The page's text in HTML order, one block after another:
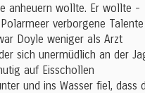
anheuern wollte. Er wollte -
verborgene
Doyle weniger als Arzt
sich unermüdlich an der
auf Eisschollen
und ins Wasser fiel, dass